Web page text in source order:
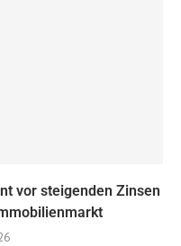
vor steigenden Zinsen